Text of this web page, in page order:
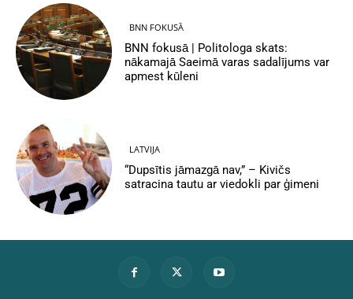
BNN FOKUSĀ
BNN fokusā | Politologa skats:
nākamajā Saeimā varas sadalījums var
apmest kūleni
LATVIJA
“Dupsītis jāmazgā nav,” – Kivičs
satracina tautu ar viedokli par ģimeni